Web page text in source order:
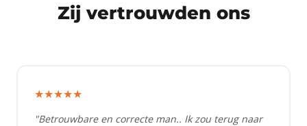
Zij vertrouwden ons
★★★★★
"Betrouwbare en correcte man.. Ik zou terug naar